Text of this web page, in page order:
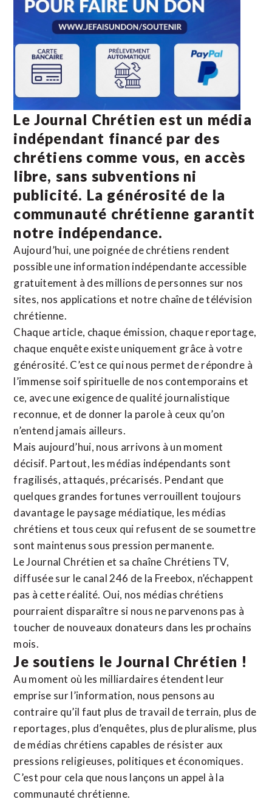
Le Journal Chrétien est un média
indépendant financé par des
chrétiens comme vous, en accès
libre, sans subventions ni
publicité. La générosité de la
communauté chrétienne garantit
notre indépendance.
Aujourd’hui, une poignée de chrétiens rendent
possible une information indépendante accessible
gratuitement à des millions de personnes sur nos
sites, nos applications et notre chaîne de télévision
chrétienne.
Chaque article, chaque émission, chaque reportage,
chaque enquête existe uniquement grâce à votre
générosité. C’est ce qui nous permet de répondre à
l’immense soif spirituelle de nos contemporains et
ce, avec une exigence de qualité journalistique
reconnue, et de donner la parole à ceux qu’on
n’entend jamais ailleurs.
Mais aujourd’hui, nous arrivons à un moment
décisif. Partout, les médias indépendants sont
fragilisés, attaqués, précarisés. Pendant que
quelques grandes fortunes verrouillent toujours
davantage le paysage médiatique, les médias
chrétiens et tous ceux qui refusent de se soumettre
sont maintenus sous pression permanente.
Le Journal Chrétien et sa chaîne Chrétiens TV,
diffusée sur le canal 246 de la Freebox, n’échappent
pas à cette réalité. Oui, nos médias chrétiens
pourraient disparaître si nous ne parvenons pas à
toucher de nouveaux donateurs dans les prochains
mois.
Je soutiens le Journal Chrétien !
Au moment où les milliardaires étendent leur
emprise sur l’information, nous pensons au
contraire qu’il faut plus de travail de terrain, plus de
reportages, plus d’enquêtes, plus de pluralisme, plus
de médias chrétiens capables de résister aux
pressions religieuses, politiques et économiques.
C’est pour cela que nous lançons un appel à la
communauté chrétienne.